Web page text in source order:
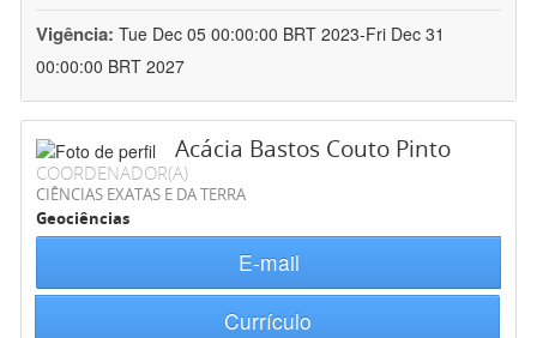
Vigência: Tue Dec 05 00:00:00 BRT 2023-Fri Dec 31
00:00:00 BRT 2027
Acácia Bastos Couto Pinto
COORDENADOR(A)
CIÊNCIAS EXATAS E DA TERRA
Geociências
E-mail
Currículo